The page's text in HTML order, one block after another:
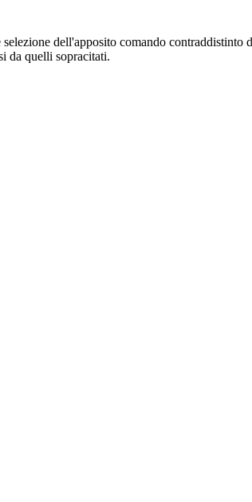
dell'apposito comando
da quelli sopracitati.